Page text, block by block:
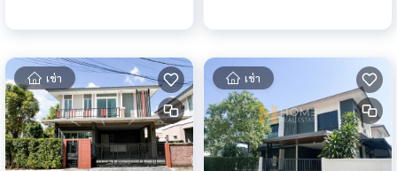
เช่า เช่า